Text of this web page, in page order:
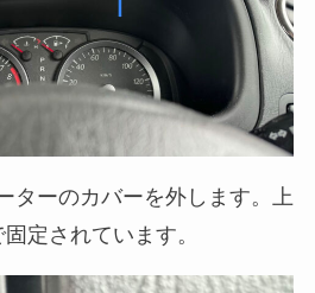
ターのカバーを外します。上
定されています。